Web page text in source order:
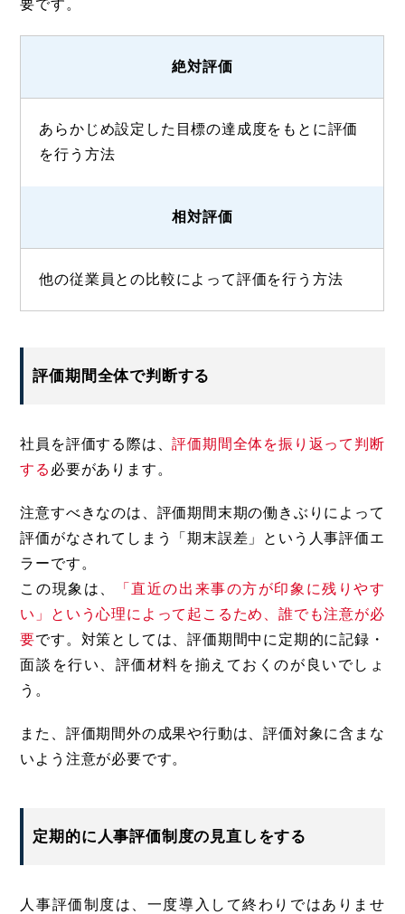
要です。
絶対評価
あらかじめ設定した目標の達成度をもとに評価
を行う方法
相対評価
他の従業員との比較によって評価を行う方法
評価期間全体で判断する
社員を評価する際は、評価期間全体を振り返って判断
する 必要があります。
注意すべきなのは、評価期間末期の働きぶりによって
評価がなされてしまう「期末誤差」という人事評価エ
ラーです。
この現象は、
「直近の出来事の方が印象に残りやす
い」という心理によって起こるため、誰でも注意が必
要です。対策としては、評価期間中に定期的に記録・
面談を行い、評価材料を揃えておくのが良いでしょ
う。
また、評価期間外の成果や行動は、評価対象に含まな
いよう注意が必要です。
定期的に人事評価制度の見直しをする
人事評価制度は、一度導入して終わりではありませ